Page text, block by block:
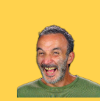
contenu